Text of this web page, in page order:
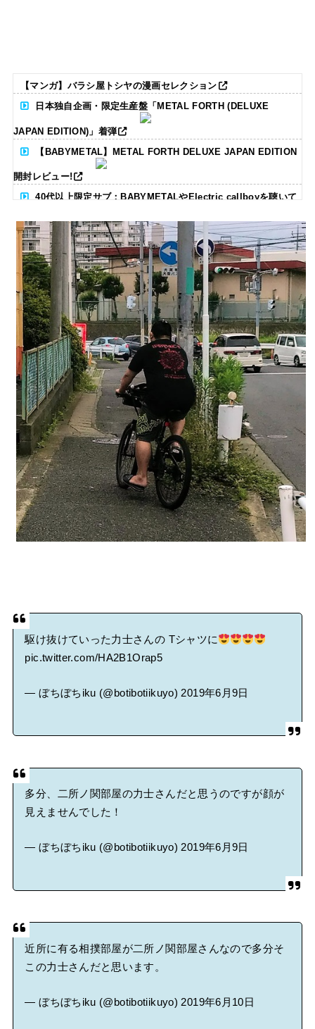
【マンガ】バラシ屋トシヤの漫画セレクション
日本独自企画・限定生産盤「METAL FORTH (DELUXE
JAPAN EDITION)」着弾
【BABYMETAL】METAL FORTH DELUXE JAPAN EDITION
開封レビュー!
40代以上限定サブ：BABYMETALやElectric callboyを聴いて
る人いる？ 【海外の反応】
BABYMETAL「CANNONBALL外伝」グッズ販売決定
タワーレコード新宿店にてBABYMETALのパネル展が開催中
Powered by livedoor 相互RSS
駆け抜けていった力士さんの Tシャツに
pic.twitter.com/HA2B1Orap5
— ぼちぼちiku (@botibotiikuyo) 2019年6月9日
多分、二所ノ関部屋の力士さんだと思うのですが顔が
見えませんでした！
— ぼちぼちiku (@botibotiikuyo) 2019年6月9日
近所に有る相撲部屋が二所ノ関部屋さんなので多分そ
この力士さんだと思います。
— ぼちぼちiku (@botibotiikuyo) 2019年6月10日